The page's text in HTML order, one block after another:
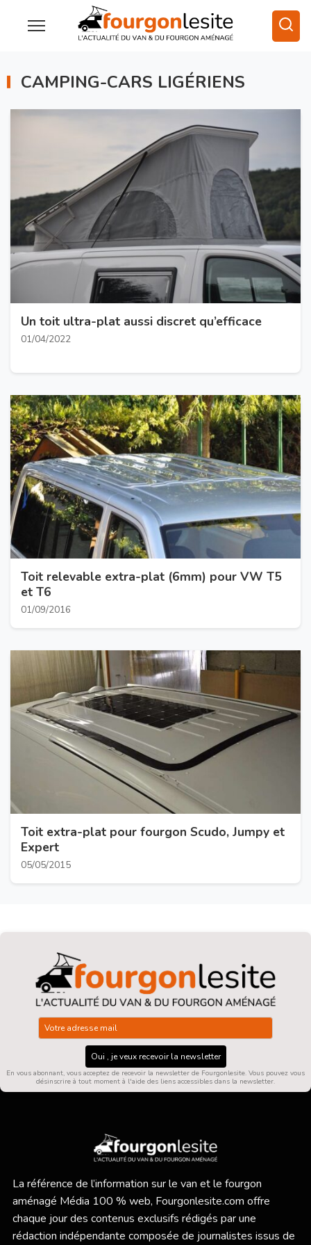
CAMPING-CARS LIGÉRIENS
Un toit ultra-plat aussi discret qu’efficace
01/04/2022
Toit relevable extra-plat (6mm) pour VW T5
et T6
01/09/2016
Toit extra-plat pour fourgon Scudo, Jumpy et
Expert
05/05/2015
Oui , je veux recevoir la newsletter
En vous abonnant, vous acceptez de recevoir la newsletter de Fourgonlesite. Vous pouvez vous
désinscrire à tout moment à l'aide des liens accessibles dans la newsletter.
La référence de l’information sur le van et le fourgon
aménagé Média 100 % web, Fourgonlesite.com offre
chaque jour des contenus exclusifs rédigés par une
rédaction indépendante composée de journalistes issus de